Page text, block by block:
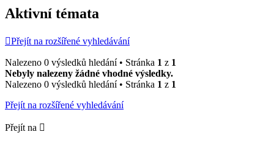
Aktivní témata
Přejít na rozšířené vyhledávání
Nalezeno 0 výsledků hledání • Stránka 1 z 1
Nebyly nalezeny žádné vhodné výsledky.
Nalezeno 0 výsledků hledání • Stránka 1 z 1
Přejít na rozšířené vyhledávání
Přejít na